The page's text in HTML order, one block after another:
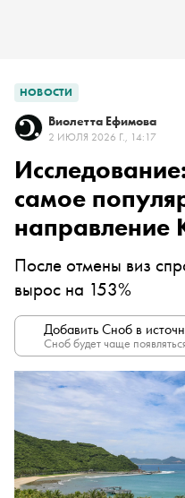
НОВОСТИ
Виолетта Ефимова
2 ИЮЛЯ 2026 Г., 14:17
самое
направление
После отмены виз
вырос на 153%
Добавить Сноб в
Сноб будет чаще